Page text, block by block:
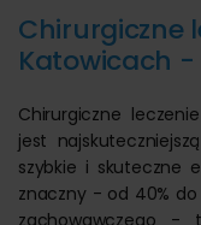
Chirurgiczne
Katowicach -
Chirurgiczne
jest
szybkie i skuteczne
znaczny - od 40%
zachowawczego -